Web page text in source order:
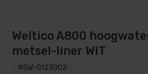
Weltico A800
metsel-liner WIT
#SW-0123002